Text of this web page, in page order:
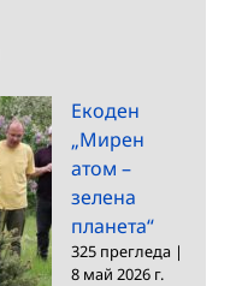
Екоден
„Мирен
атом –
зелена
планета“
325 прегледа |
8 май 2026 г.